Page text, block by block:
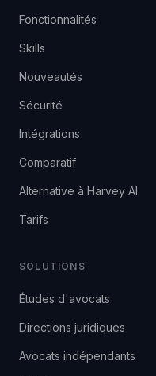
Fonctionnalités
Skills
Nouveautés
Sécurité
Intégrations
Comparatif
Alternative à Harvey AI
Tarifs
SOLUTIONS
Études d'avocats
Directions juridiques
Avocats indépendants